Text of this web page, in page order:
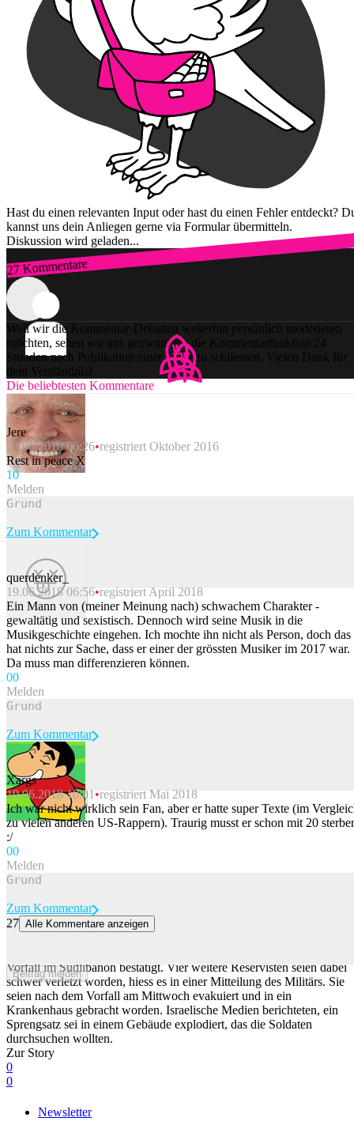
Hast du einen relevanten Input oder hast du einen Fehler entdeckt?
kannst uns dein Anliegen gerne via Formular übermitteln.
Diskussion wird geladen...
27 Kommentare
Zum Login
Weil wir die Kommentar-Debatten weiterhin persönlich moderieren
möchten, sehen wir uns gezwungen, die Kommentarfunktion 24
Stunden nach Publikation einer Story zu schliessen. Vielen Dank für
dein Verständnis!
Die beliebtesten Kommentare
Jere
19.06.2018 06:26 registriert Oktober 2016
Rest in peace X
10
Melden
Beitrag melden
Zum Kommentar
querdenker_
19.06.2018 06:56 registriert April 2018
Ein Mann von (meiner Meinung nach) schwachem Charakter -
gewaltätig und sexistisch. Dennoch wird seine Musik in die
Musikgeschichte eingehen. Ich mochte ihn nicht als Person, doch das
hat nichts zur Sache, dass er einer der grössten Musiker im 2017 war.
Da muss man differenzieren können.
00
Melden
Beitrag melden
Zum Kommentar
Xargs
19.06.2018 10:01 registriert Mai 2018
Ich war nicht wirklich sein Fan, aber er hatte super Texte (im
zu vielen anderen US-Rappern). Traurig musst er schon mit 20
:/
00
Melden
Beitrag melden
Zum Kommentar
27 Alle Kommentare anzeigen
Vorfall im Südlibanon bestätigt. Vier weitere Reservisten seien dabei
schwer verletzt worden, hiess es in einer Mitteilung des Militärs. Sie
seien nach dem Vorfall am Mittwoch evakuiert und in ein
Krankenhaus gebracht worden. Israelische Medien berichteten, ein
Sprengsatz sei in einem Gebäude explodiert, das die Soldaten
durchsuchen wollten.
Zur Story
0
0
Newsletter